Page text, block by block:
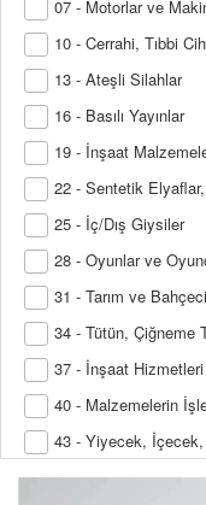
07 - Motorlar ve
10 - Cerrahi, Tıbbi
13 - Ateşli Silahlar
16 - Basılı Yayınlar
19 - İnşaat
22 - Sentetik
25 - İç/Dış Giysiler
28 - Oyunlar ve
31 - Tarım ve
34 - Tütün, Çiğneme
37 - İnşaat Hizmetleri
40 - Malzemelerin
43 - Yiyecek,